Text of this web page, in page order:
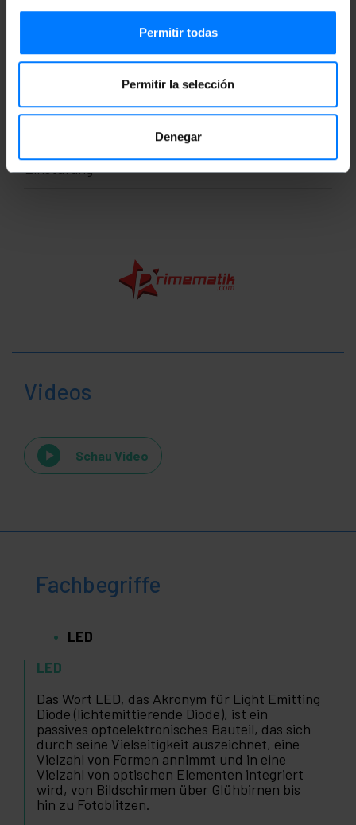
Permitir todas
Permitir la selección
Denegar
Maße und Gewichte
Gewicht: 394 g
10.0 x 18.0 cm
Packungsgrösse: 20.0 x 13.0 x 9.0 cm
Einstufung
Videos
Schau Video
Fachbegriffe
LED
LED
Das Wort LED, das Akronym für Light Emitting
Diode (lichtemittierende Diode), ist ein
passives optoelektronisches Bauteil, das sich
durch seine Vielseitigkeit auszeichnet, eine
Vielzahl von Formen annimmt und in eine
Vielzahl von optischen Elementen integriert
wird, von Bildschirmen über Glühbirnen bis
hin zu Fotoblitzen.